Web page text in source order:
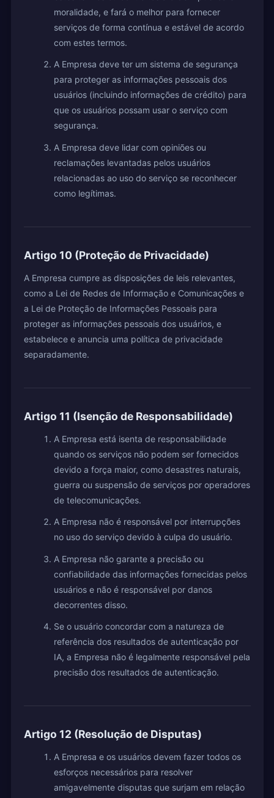
moralidade, e fará o melhor para fornecer
serviços de forma contínua e estável de acordo
com estes termos.
A Empresa deve ter um sistema de segurança
para proteger as informações pessoais dos
usuários (incluindo informações de crédito) para
que os usuários possam usar o serviço com
segurança.
A Empresa deve lidar com opiniões ou
reclamações levantadas pelos usuários
relacionadas ao uso do serviço se reconhecer
como legítimas.
Artigo 10 (Proteção de Privacidade)
A Empresa cumpre as disposições de leis relevantes,
como a Lei de Redes de Informação e Comunicações e
a Lei de Proteção de Informações Pessoais para
proteger as informações pessoais dos usuários, e
estabelece e anuncia uma política de privacidade
separadamente.
Artigo 11 (Isenção de Responsabilidade)
A Empresa está isenta de responsabilidade
quando os serviços não podem ser fornecidos
devido a força maior, como desastres naturais,
guerra ou suspensão de serviços por operadores
de telecomunicações.
A Empresa não é responsável por interrupções
no uso do serviço devido à culpa do usuário.
A Empresa não garante a precisão ou
confiabilidade das informações fornecidas pelos
usuários e não é responsável por danos
decorrentes disso.
Se o usuário concordar com a natureza de
referência dos resultados de autenticação por
IA, a Empresa não é legalmente responsável pela
precisão dos resultados de autenticação.
Artigo 12 (Resolução de Disputas)
A Empresa e os usuários devem fazer todos os
esforços necessários para resolver
amigavelmente disputas que surjam em relação